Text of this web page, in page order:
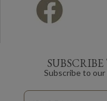
Subscribe to